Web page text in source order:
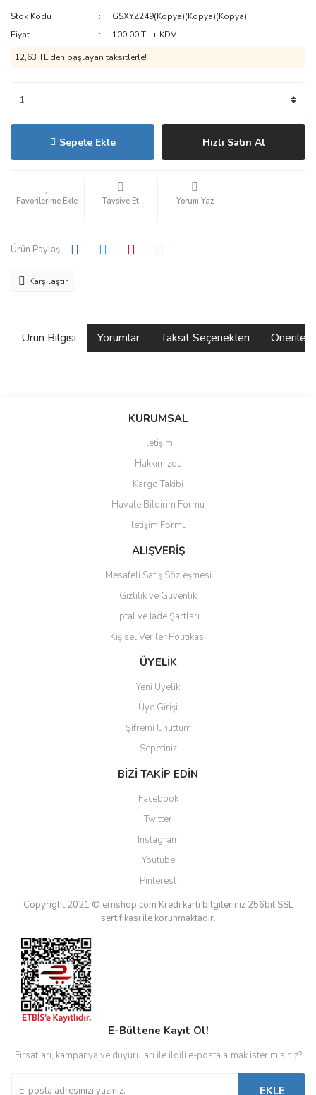
Stok Kodu
GSXYZ249(Kopya)(Kopya)(Kopya)
Fiyat
100,00 TL + KDV
12,63 TL den başlayan taksitlerle!
Sepete Ekle Hızlı Satın Al
Tavsiye Et Yorum Yaz
Ürün Paylaş :
Karşılaştır
Ürün Bilgisi Yorumlar Taksit Seçenekleri
Bu ürüne ilk yorumu siz yapın!
Ürün resmi kalitesiz, bozuk veya görüntülenemiyor.
Ürün açıklamasında eksik bilgiler bulunuyor.
Ürün bilgilerinde hatalar bulunuyor.
Ürün fiyatı diğer sitelerden daha pahalı.
Bu ürüne benzer farklı alternatifler olmalı.
Gönder
KURUMSAL
İletişim
Hakkımızda
Kargo Takibi
Havale Bildirim Formu
İletişim Formu
ALIŞVERİŞ
Mesafeli Satış Sözleşmesi
Gizlilik ve Güvenlik
İptal ve İade Şartları
Kişisel Veriler Politikası
ÜYELİK
Yeni Üyelik
Üye Girişi
Şifremi Unuttum
Sepetiniz
BİZİ TAKİP EDİN
Facebook
Twitter
Instagram
Youtube
Pinterest
Copyright 2021 © ernshop.com Kredi kartı bilgileriniz 256bit SSL
sertifikası ile korunmaktadır.
E-Bültene Kayıt Ol!
Fırsatları, kampanya ve duyuruları ile ilgili e-posta almak ister misiniz?
EKLE